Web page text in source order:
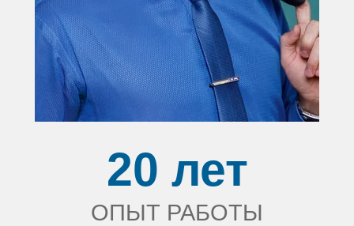
20 лет
ОПЫТ РАБОТЫ